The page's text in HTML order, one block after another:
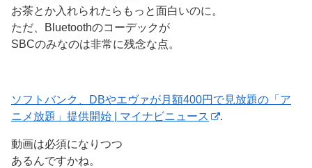
お茶とか入れられたらもっと面白いのに。
ただ、Bluetoothのコーデックが
SBCのみなのは非常に残念な点。
ソフトバンク、DBやエヴァが月額400円で見放題の「ア
ニメ放題」提供開始 | マイナビニュース
.
動画は必須になりつつ
あるんですかね。